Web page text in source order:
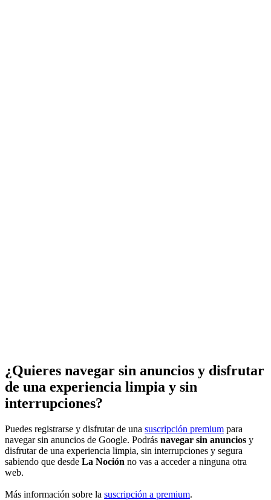
¿Quieres navegar sin anuncios y disfrutar
de una experiencia limpia y sin
interrupciones?
Puedes registrarse y disfrutar de una suscripción premium para
navegar sin anuncios de Google. Podrás navegar sin anuncios y
disfrutar de una experiencia limpia, sin interrupciones y segura
sabiendo que desde La Noción no vas a acceder a ninguna otra
web.
Más información sobre la suscripción a premium.